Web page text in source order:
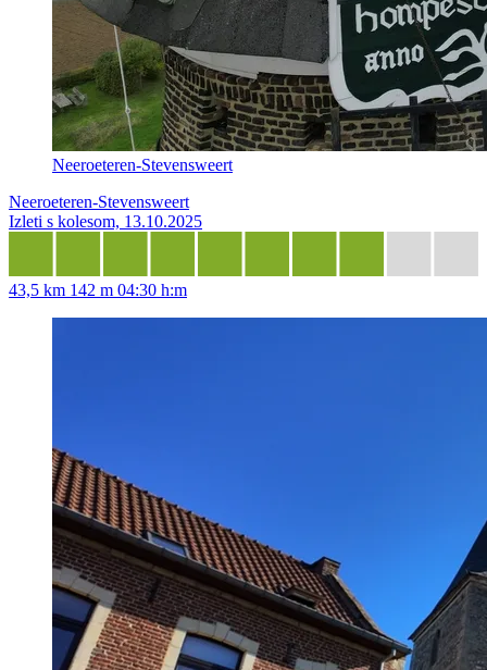
Neeroeteren-Stevensweert
Neeroeteren-Stevensweert
Izleti s kolesom, 13.10.2025
43,5 km 142 m 04:30 h:m